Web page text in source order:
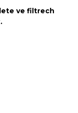
ve filtrech